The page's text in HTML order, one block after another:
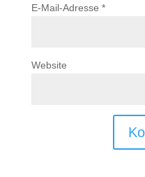
E-Mail-Adresse *
Website